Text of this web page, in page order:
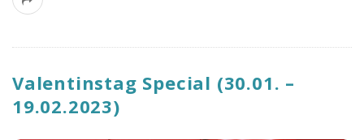
Valentinstag Special (30.01. –
19.02.2023)